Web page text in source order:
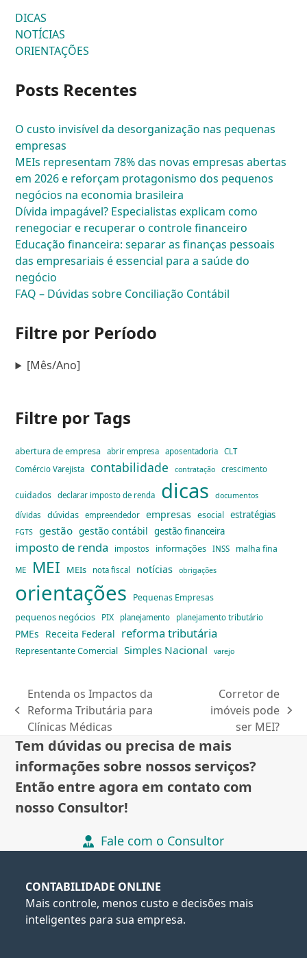
DICAS
NOTÍCIAS
ORIENTAÇÕES
Posts Recentes
O custo invisível da desorganização nas pequenas
empresas
MEIs representam 78% das novas empresas abertas
em 2026 e reforçam protagonismo dos pequenos
negócios na economia brasileira
Dívida impagável? Especialistas explicam como
renegociar e recuperar o controle financeiro
Educação financeira: separar as finanças pessoais
das empresariais é essencial para a saúde do
negócio
FAQ – Dúvidas sobre Conciliação Contábil
Filtre por Período
[Mês/Ano]
Filtre por Tags
abertura de empresa abrir empresa aposentadoria
CLT
Comércio Varejista
contabilidade contratação crescimento
cuidados declarar imposto de renda dicas documentos
dívidas dúvidas empreendedor empresas esocial estratégias
FGTS gestão gestão contábil gestão financeira
imposto de renda impostos informações INSS malha fina
ME MEI MEIs nota fiscal notícias obrigações
orientações Pequenas Empresas
pequenos negócios PIX planejamento planejamento tributário
PMEs Receita Federal reforma tributária
Representante Comercial Simples Nacional varejo
previous
post:
Entenda os Impactos da
Reforma Tributária para
Clínicas Médicas
next
Corretor de
imóveis pode
ser MEI?
Tem dúvidas ou precisa de mais
informações sobre nossos serviços?
Então entre agora em contato com
nosso Consultor!
Fale com o Consultor
CONTABILIDADE ONLINE
Mais controle, menos custo e decisões mais
inteligentes para sua empresa.